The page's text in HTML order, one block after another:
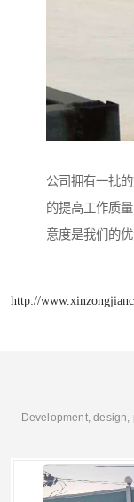
公司拥有一批
的提高工作质
意度是我们的
http://
Development,